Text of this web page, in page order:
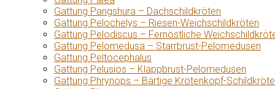
Gattung Pangshura – Dachschildkröten
Gattung Pelochelys – Riesen-Weichschildkröten
Gattung Pelodiscus – Fernöstliche
Gattung Pelomedusa – Starrbrust-Pelomedusen
Gattung Peltocephalus
Gattung Pelusios – Klappbrust-Pelomedusen
Gattung Phrynops – Bärtige Krötenkopf-